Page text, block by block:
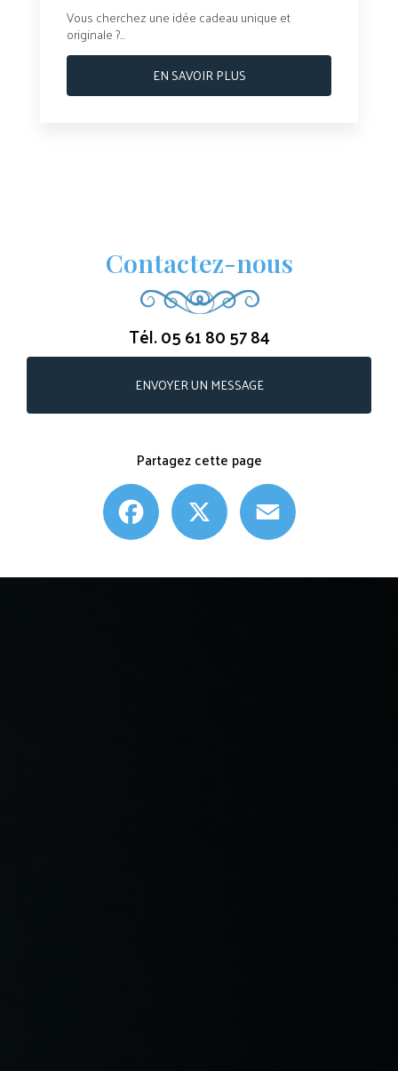
Vous cherchez une idée cadeau unique et
originale ?...
EN SAVOIR PLUS
Contactez-nous
Tél.05 61 80 57 84
ENVOYER UN MESSAGE
Partagez cette page
Facebook